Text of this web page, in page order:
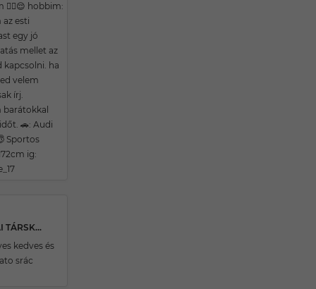
☝🏻😌 hobbim:
az esti
egy jó
mellet az
kapcsolni. ha
velem
írj.
barátokkal
🚗: Audi
Sportos
ig:
21 ÉVES KISKUNFÉLEGYHÁZAI TÁRSKERESŐ
kedves és
srác